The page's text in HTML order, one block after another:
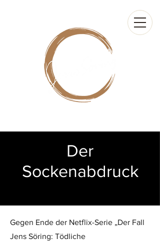
Der
Sockenabdruck
Gegen Ende der Netflix-Serie „Der Fall
Jens Söring: Tödliche